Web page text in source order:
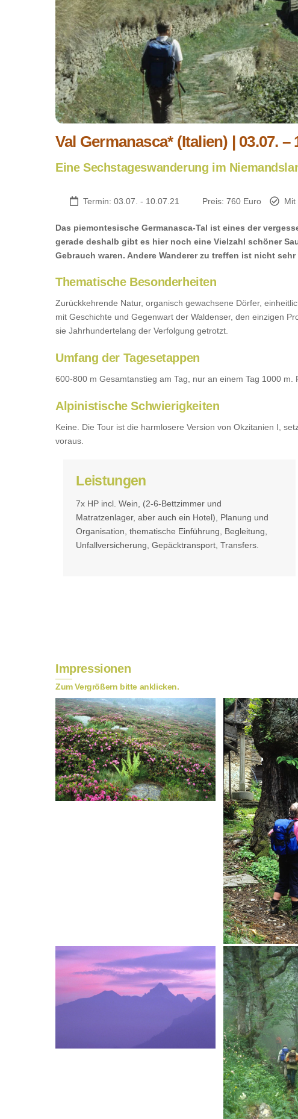
Val Germanasca* (Italien) | 03.07. –
Eine Sechstageswanderung im
Termin: 03.07. - 10.07.21 Preis: 760 Euro Mit
Das piemontesische Germanasca-Tal ist eines der
gerade deshalb gibt es hier noch eine Vielzahl schöner
Gebrauch waren. Andere Wanderer zu treffen ist nicht
Thematische Besonderheiten
Zurückkehrende Natur, organisch gewachsene Dörfer,
mit Geschichte und Gegenwart der Waldenser, den einzigen
sie Jahrhundertelang der Verfolgung getrotzt.
Umfang der Tagesetappen
600-800 m Gesamtanstieg am Tag, nur an einem Tag 1000
Alpinistische Schwierigkeiten
Keine. Die Tour ist die harmlosere Version von Okzitanien I,
voraus.
Leistungen
7x HP incl. Wein, (2-6-Bettzimmer und
Matratzenlager, aber auch ein Hotel), Planung und
Organisation, thematische Einführung, Begleitung,
Unfallversicherung, Gepäcktransport, Transfers.
Impressionen
Zum Vergrößern bitte anklicken.